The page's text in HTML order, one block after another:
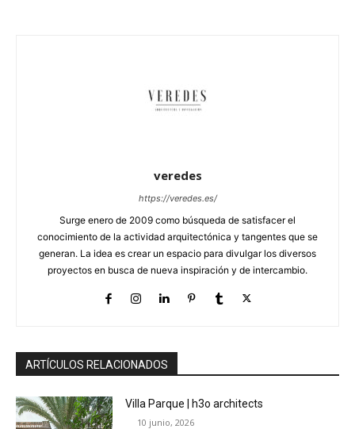
veredes
https://veredes.es/
Surge enero de 2009 como búsqueda de satisfacer el
conocimiento de la actividad arquitectónica y tangentes que se
generan. La idea es crear un espacio para divulgar los diversos
proyectos en busca de nueva inspiración y de intercambio.
ARTÍCULOS RELACIONADOS
Villa Parque | h3o architects
10 junio, 2026